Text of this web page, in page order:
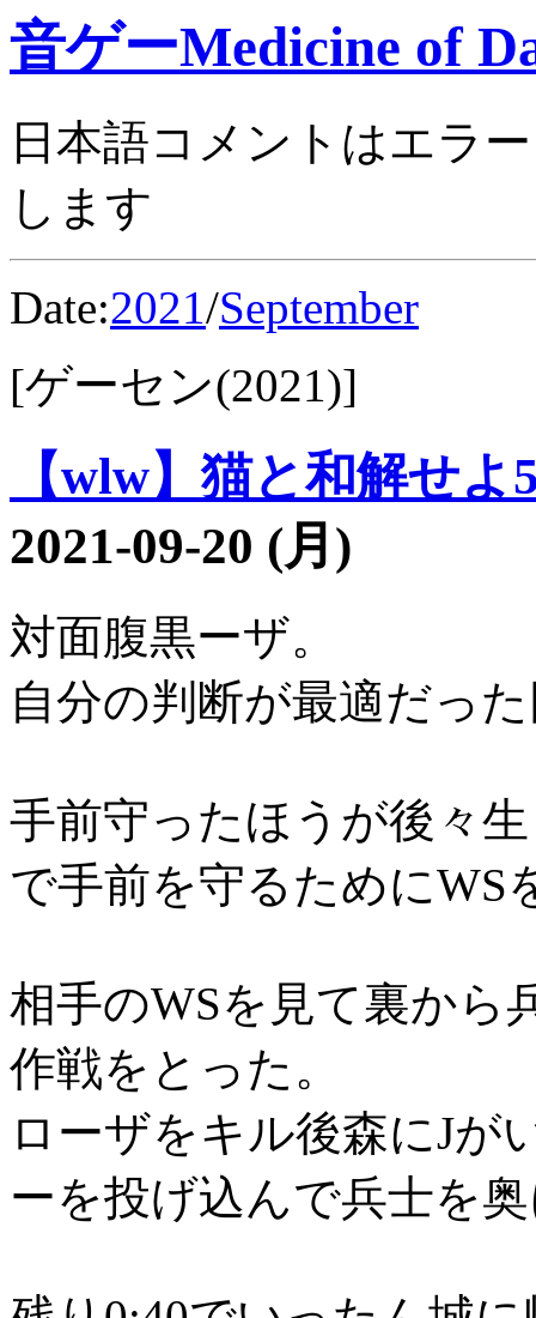
音ゲーMedicine of
日本語コメントはエラ
します
Date:2021/September
[ゲーセン(2021)]
【wlw】猫と和解せ
2021-09-20 (月)
対面腹黒ーザ。
自分の判断が最適だっ
手前守ったほうが後々
で手前を守るためにWS
相手のWSを見て裏から
作戦をとった。
ローザをキル後森にJが
ーを投げ込んで兵士を